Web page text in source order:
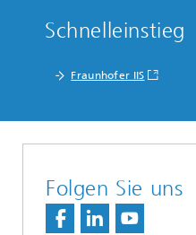
Schnelleinstieg
Fraunhofer IIS
Folgen Sie uns